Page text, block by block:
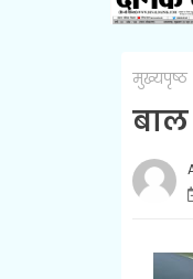
मुख्यपृष्ठ
बाल